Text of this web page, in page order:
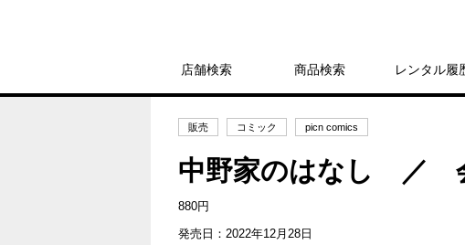
店舗検索 商品検索 レンタル履
販売 コミック picn comics
中野家のはなし ／
880円
発売日：2022年12月28日